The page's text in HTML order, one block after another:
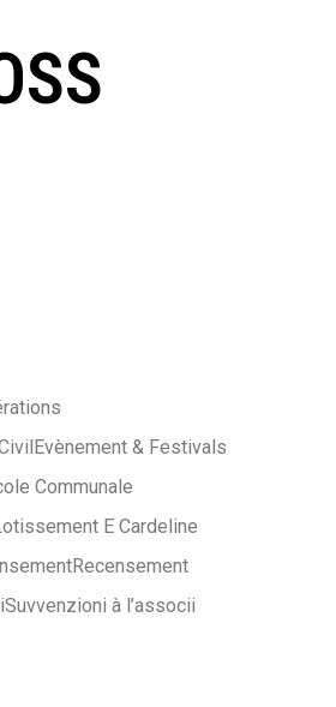
Evènement & Festivals
Communale
E Cardeline
Recensement
Suvvenzioni à l’associi